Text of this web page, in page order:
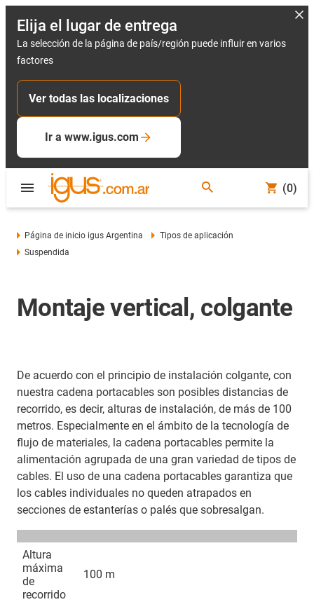
Elija el lugar de entrega
La selección de la página de país/región puede influir en varios
factores
Ver todas las localizaciones
Ir a www.igus.com
(0)
Página de inicio igus Argentina
Tipos de aplicación
Suspendida
Montaje vertical, colgante
De acuerdo con el principio de instalación colgante, con
nuestra cadena portacables son posibles distancias de
recorrido, es decir, alturas de instalación, de más de 100
metros. Especialmente en el ámbito de la tecnología de
flujo de materiales, la cadena portacables permite la
alimentación agrupada de una gran variedad de tipos de
cables. El uso de una cadena portacables garantiza que
los cables individuales no queden atrapados en
secciones de estanterías o palés que sobresalgan.
Altura
máxima
de
recorrido
100 m